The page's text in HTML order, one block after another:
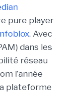
pure player
. Avec
dans les
réseau
l’année
plateforme